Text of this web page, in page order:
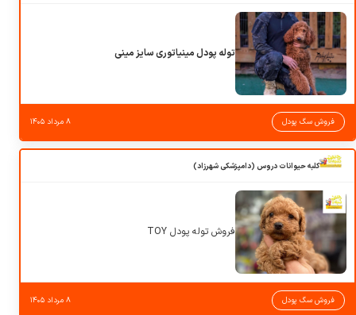
توله پودل مینیاتوری سایز مینی
فروش سگ پودل ۸ مرداد ۱۴۰۵
کلبه حیوانات دروس (دامپزشکی شهرزاد)
فروش توله پودل TOY
فروش سگ پودل ۸ مرداد ۱۴۰۵